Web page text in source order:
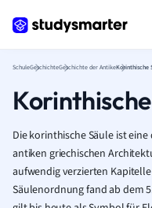
SchuleGeschichteGeschichte der AntikeKorinthische
Die korinthische Säule ist
antiken griechischen
aufwendig verzierten
Säulenordnung fand ab dem